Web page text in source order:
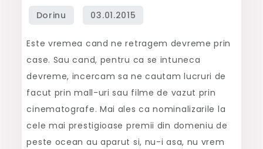
Globurile
de
aur
2015
Este vremea cand ne retragem devreme prin
case. Sau cand, pentru ca se intuneca
devreme, incercam sa ne cautam lucruri de
facut prin mall-uri sau filme de vazut prin
cinematografe. Mai ales ca nominalizarile la
cele mai prestigioase premii din domeniu de
peste ocean au aparut si, nu-i asa, nu vrem